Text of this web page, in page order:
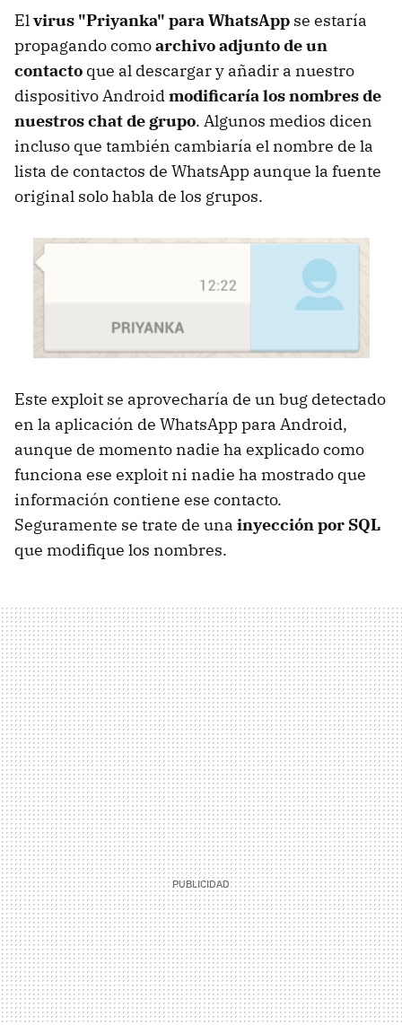
Elvirus "Priyanka" para WhatsApp se estaría
propagando comoarchivo adjunto de un
contacto que al descargar y añadir a nuestro
dispositivo Androidmodificaría los nombres de
nuestros chat de grupo. Algunos medios dicen
incluso que también cambiaría el nombre de la
lista de contactos de WhatsApp aunque la fuente
original solo habla de los grupos.
Este exploit se aprovecharía de un bug detectado
en la aplicación de WhatsApp para Android,
aunque de momento nadie ha explicado como
funciona ese exploit ni nadie ha mostrado que
información contiene ese contacto.
Seguramente se trate de una inyección por SQL
que modifique los nombres.